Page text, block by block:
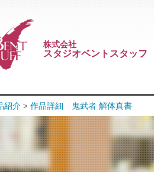
株式会社
スタジオベントスタッフ
紹介 > 作品詳細 鬼武者 解体真書